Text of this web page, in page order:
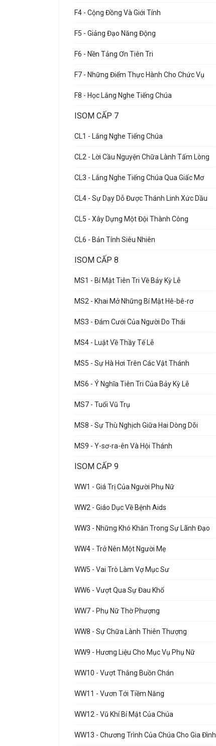
F4 - Cộng Đồng Và Giới Tính
F5 - Giảng Đạo Năng Động
F6 - Nền Tảng Ơn Tiên Tri
F7 - Những Điểm Thực Hành Cho Chức Vụ
F8 - Học Lắng Nghe Tiếng Chúa
ISOM CẤP 7
CL1 - Lắng Nghe Tiếng Chúa
CL2 - Lời Cầu Nguyện Chữa Lành Tấm Lòng
CL3 - Lắng Nghe Tiếng Chúa Qua Giấc Mơ
CL4 - Sự Dạy Dỗ Được Thánh Linh Xức Dầu
CL5 - Xây Dựng Một Đội Thành Công
CL6 - Bản Tính Siêu Nhiên
ISOM CẤP 8
MS1 - Bí Mật Tiên Tri Về Bảy Kỳ Lễ
MS2 - Khai Mở Những Bí Mật Hê-bê-rơ
MS3 - Đám Cưới Của Người Do Thái
MS4 - Luật Về Thầy Tế Lễ
MS5 - Sự Hà Hơi Trên Các Vật Thánh
MS6 - Ý Nghĩa Tiên Tri Của Bảy Kỳ Lễ
MS7 - Tuổi Vũ Trụ
MS8 - Sự Thù Nghịch Giữa Hai Dòng Dõi
MS9 - Y-sơ-ra-ên Và Hội Thánh
ISOM CẤP 9
WW1 - Giá Trị Của Người Phụ Nữ
WW2 - Giáo Dục Về Bệnh Aids
WW3 - Những Khó Khăn Trong Sự Lãnh Đạo
WW4 - Trở Nên Một Người Mẹ
WW5 - Vai Trò Làm Vợ Mục Sư
WW6 - Vượt Qua Sự Đau Khổ
WW7 - Phụ Nữ Thờ Phượng
WW8 - Sự Chữa Lành Thiên Thượng
WW9 - Hương Liệu Cho Mục Vụ Phụ Nữ
WW10 - Vượt Thắng Buồn Chán
WW11 - Vươn Tới Tiềm Năng
WW12 - Vũ Khí Bí Mật Của Chúa
WW13 - Chương Trình Của Chúa Cho Gia Đình